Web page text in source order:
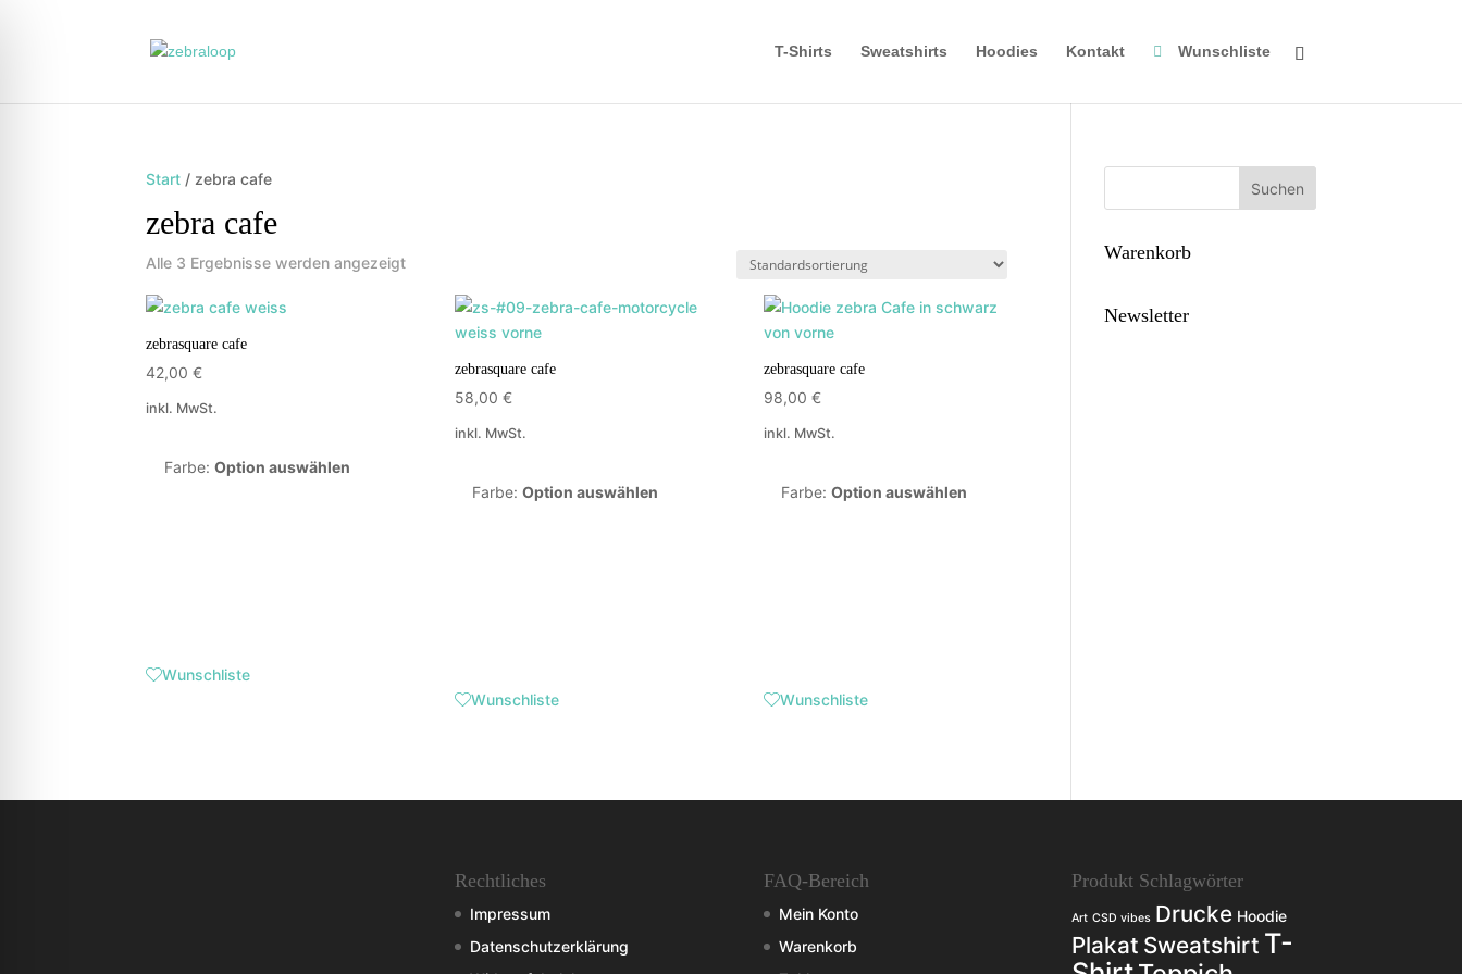
T-Shirts Sweatshirts Hoodies Kontakt Wunschliste
Start / zebra cafe
zebra cafe
Alle 3 Ergebnisse werden angezeigt
zebrasquare cafe
42,00€
inkl. MwSt.
Farbe: Option auswählen
Wunschliste
zebrasquare cafe
58,00 €
inkl. MwSt.
Farbe:Option auswählen
Wunschliste
zebrasquare cafe
98,00 €
inkl. MwSt.
Farbe: Option auswählen
Wunschliste
Suchen
Warenkorb
Newsletter
Rechtliches
Impressum
Datenschutzerklärung
FAQ-Bereich
Mein Konto
Warenkorb
Produkt Schlagwörter
Art CSD vibes Drucke Hoodie
Plakat Sweatshirt T-